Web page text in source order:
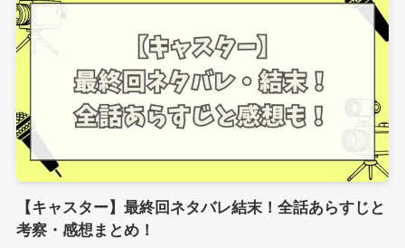
【キャスター】最終回ネタバレ結末！全話あらすじと
考察・感想まとめ！